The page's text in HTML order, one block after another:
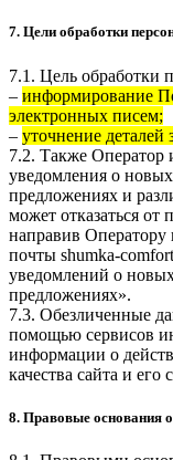
7. Цели обработки
7.1. Цель обработки
– информирование
электронных писем;
– уточнение деталей
7.2. Также Оператор
уведомления о
предложениях и
может отказаться
направив Оператору
почты shumka-
уведомлений о
предложениях».
7.3. Обезличенные
помощью сервисов
информации о
качества сайта и его
8. Правовые основания